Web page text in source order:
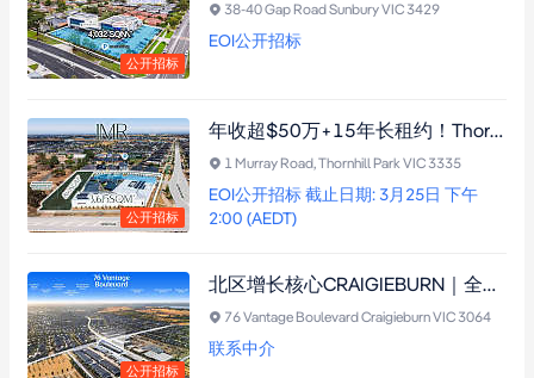
公开招标
38-40 Gap Road Sunbury VIC 3429
EOI公开招标
公开招标
年收超$50万+15年长租约！Thornhill Park全新顶级早教资产，附医疗规划，稳健投资必抢机遇
1 Murray Road, Thornhill Park VIC 3335
EOI公开招标 截止日期: 3月25日 下午
2:00 (AEDT)
公开招标
北区增长核心CRAIGIEBURN｜全新建成顶级早教资产，20年超长租约+知名品牌承租，锁定长期稳定现金流！
76 Vantage Boulevard Craigieburn VIC 3064
联系中介